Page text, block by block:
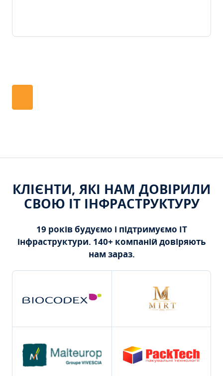
КЛІЄНТИ, ЯКІ НАМ ДОВІРИЛИ
СВОЮ ІТ ІНФРАСТРУКТУРУ
19 років будуємо і підтримуємо ІТ
інфраструктури. 140+ компаній довіряють
нам зараз.